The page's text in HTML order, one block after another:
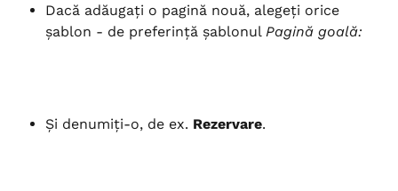
Dacă adăugați o pagină nouă, alegeți orice
șablon - de preferință șablonul Pagină goală:
Și denumiți-o, de ex. Rezervare.